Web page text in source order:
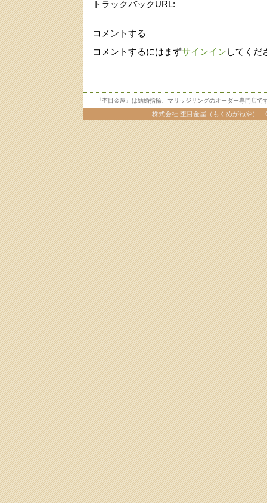
トラックバックURL:
コメントする
コメントするにはまずサインイン してくだ
『杢目金屋』は結婚指輪、マリッジリングのオーダー専門店
株式会社 杢目金屋（もくめがねや）